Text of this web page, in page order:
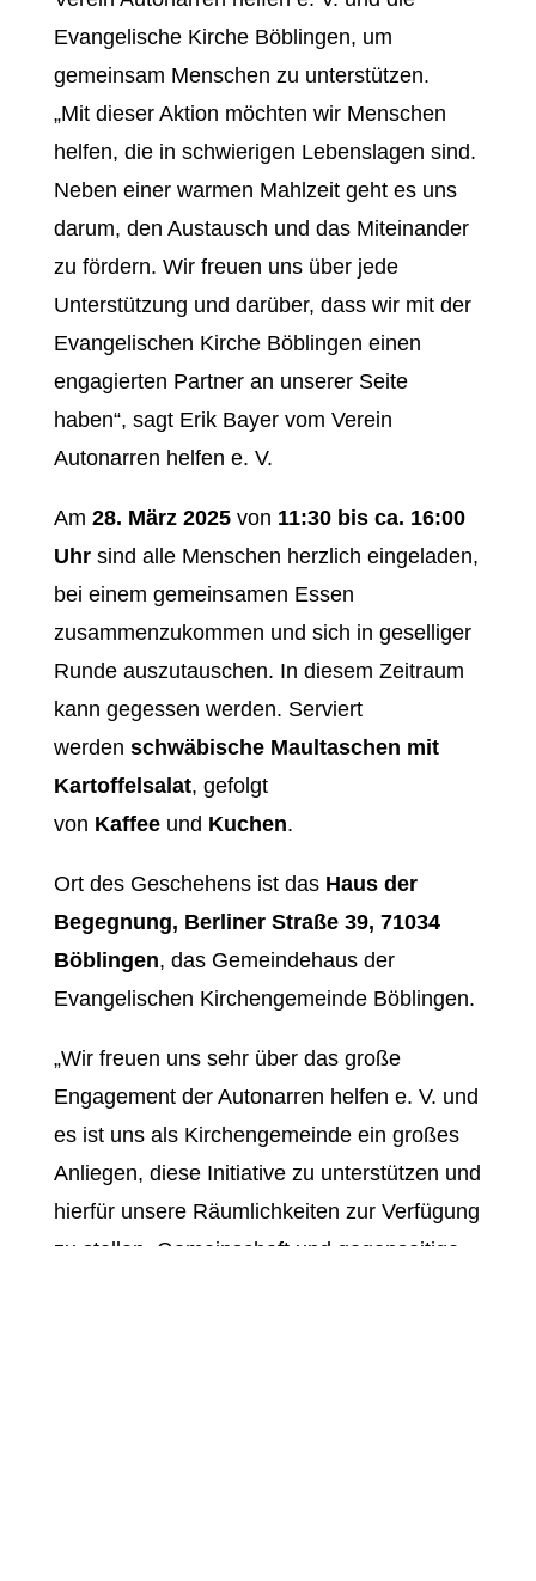
Evangelische Kirche Böblingen, um
gemeinsam Menschen zu unterstützen.
„Mit dieser Aktion möchten wir Menschen
helfen, die in schwierigen Lebenslagen sind.
Neben einer warmen Mahlzeit geht es uns
darum, den Austausch und das Miteinander
zu fördern. Wir freuen uns über jede
Unterstützung und darüber, dass wir mit der
Evangelischen Kirche Böblingen einen
engagierten Partner an unserer Seite
haben“, sagt Erik Bayer vom Verein
Autonarren helfen e. V.
Am 28. März 2025von 11:30 bis ca. 16:00
Uhrsind alle Menschen herzlich eingeladen,
bei einem gemeinsamen Essen
zusammenzukommen und sich in geselliger
Runde auszutauschen. In diesem Zeitraum
kann gegessen werden. Serviert
werden schwäbische Maultaschen mit
Kartoffelsalat, gefolgt
von Kaffeeund Kuchen.
Ort des Geschehens ist das Haus der
Begegnung, Berliner Straße 39, 71034
Böblingen, das Gemeindehaus der
Evangelischen Kirchengemeinde Böblingen.
„Wir freuen uns sehr über das große
Engagement der Autonarren helfen e. V. und
es ist uns als Kirchengemeinde ein großes
Anliegen, diese Initiative zu unterstützen und
hierfür unsere Räumlichkeiten zur Verfügung
zu stellen. Gemeinschaft und gegenseitige